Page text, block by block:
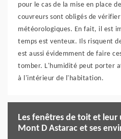
pour le cas de la mise en place
couvreurs sont obligés de
météorologiques. En fait, il est
temps est venteux. Ils risquent
est aussi évidemment de faire
tomber. L'humidité peut porter
à l'intérieur de l'habitation.
Les fenêtres de toit et
Mont D Astarac et ses